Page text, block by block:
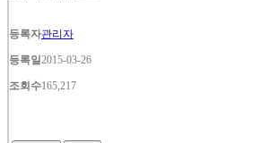
등록자관리자
등록일2015-03-26
조회수165,217